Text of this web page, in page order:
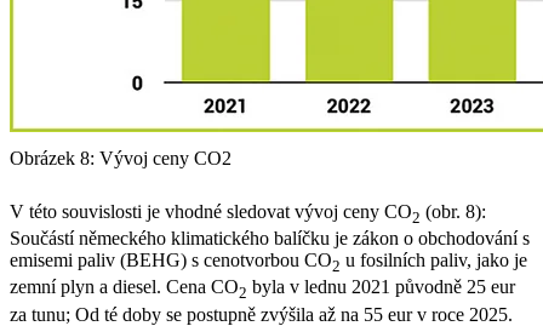
Obrázek 8: Vývoj ceny CO2
V této souvislosti je vhodné sledovat vývoj ceny CO2 (obr. 8):
Součástí německého klimatického balíčku je zákon o obchodování s
emisemi paliv (BEHG) s cenotvorbou CO2 u fosilních paliv, jako je
zemní plyn a diesel. Cena CO2 byla v lednu 2021 původně 25 eur
za tunu; Od té doby se postupně zvýšila až na 55 eur v roce 2025.